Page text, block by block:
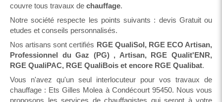
couvre tous travaux de chauffage.
Notre société respecte les points suivants : devis Gratuit ou
etudes et conseils personnalisés.
Nos artisans sont certifiés RGE QualiSol, RGE ECO Artisan,
Professionnel du Gaz (PG) , Artisan, RGE Qualit'ENR,
RGE QualiPAC, RGE QualiBois et encore RGE Qualibat.
Vous n'avez qu'un seul interlocuteur pour vos travaux de
chauffage : Ets Gilles Molea à Condécourt 95450. Nous vous
proposons les services de chauffagistes qui seront à votre